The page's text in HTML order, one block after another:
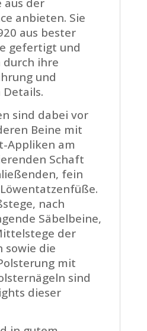
anbieten. Sie
aus bester
gefertigt und
durch ihre
und
sind dabei vor
Beine mit
Appliken am
Schaft
fein
nach
Säbelbeine,
der
sowie die
mit
sind
dieser